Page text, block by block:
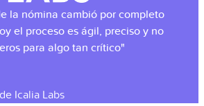
la nómina cambió por completo
el proceso es ágil, preciso y no
para algo tan crítico"
Icalia Labs